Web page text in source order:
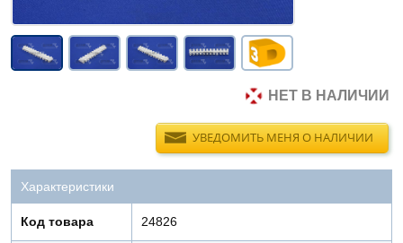
НЕТ В НАЛИЧИИ
УВЕДОМИТЬ МЕНЯ О НАЛИЧИИ
Характеристики
Код товара 24826